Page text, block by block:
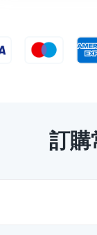
訂購